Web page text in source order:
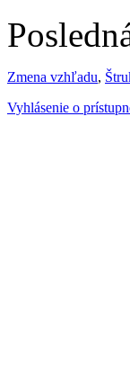
Zmena vzhľadu,
Vyhlásenie o